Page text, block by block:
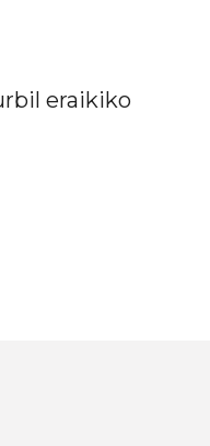
eraikiko